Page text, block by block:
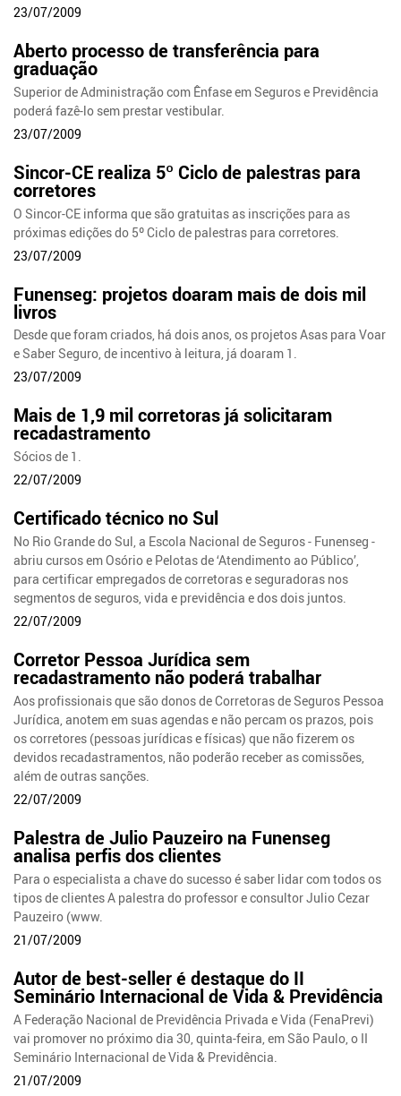
23/07/2009
Aberto processo de transferência para
graduação
Superior de Administração com Ênfase em Seguros e Previdência
poderá fazê-lo sem prestar vestibular.
23/07/2009
Sincor-CE realiza 5º Ciclo de palestras para
corretores
O Sincor-CE informa que são gratuitas as inscrições para as
próximas edições do 5º Ciclo de palestras para corretores.
23/07/2009
Funenseg: projetos doaram mais de dois mil
livros
Desde que foram criados, há dois anos, os projetos Asas para Voar
e Saber Seguro, de incentivo à leitura, já doaram 1.
23/07/2009
Mais de 1,9 mil corretoras já solicitaram
recadastramento
Sócios de 1.
22/07/2009
Certificado técnico no Sul
No Rio Grande do Sul, a Escola Nacional de Seguros - Funenseg -
abriu cursos em Osório e Pelotas de ‘Atendimento ao Público’,
para certificar empregados de corretoras e seguradoras nos
segmentos de seguros, vida e previdência e dos dois juntos.
22/07/2009
Corretor Pessoa Jurídica sem
recadastramento não poderá trabalhar
Aos profissionais que são donos de Corretoras de Seguros Pessoa
Jurídica, anotem em suas agendas e não percam os prazos, pois
os corretores (pessoas jurídicas e físicas) que não fizerem os
devidos recadastramentos, não poderão receber as comissões,
além de outras sanções.
22/07/2009
Palestra de Julio Pauzeiro na Funenseg
analisa perfis dos clientes
Para o especialista a chave do sucesso é saber lidar com todos os
tipos de clientes A palestra do professor e consultor Julio Cezar
Pauzeiro (www.
21/07/2009
Autor de best-seller é destaque do II
Seminário Internacional de Vida & Previdência
A Federação Nacional de Previdência Privada e Vida (FenaPrevi)
vai promover no próximo dia 30, quinta-feira, em São Paulo, o II
Seminário Internacional de Vida & Previdência.
21/07/2009